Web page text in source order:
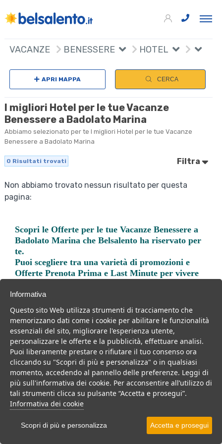
VACANZE BENESSERE HOTEL
APRI MAPPA CERCA
I migliori Hotel per le tue Vacanze
Benessere a Badolato Marina
Abbiamo selezionato per te I migliori Hotel per le tue Vacanze
Benessere a Badolato Marina
0 Risultati trovati Filtra
Non abbiamo trovato nessun risultato per questa
pagina:
Scopri leOfferte per le tue Vacanze Benessere a
Badolato Marina che Belsalento ha riservato per
te.
Puoi scegliere tra una varietà di promozioni e
Offerte Prenota Prima e Last Minute per vivere
Trova la soluzione migliore per la tua prossima
vacanza.
Noi di belsalento.it abbiamo selezionato per te le migliori mete, i
migliori servizi, le migliori offerte per il tuo prossimo viaggio.
Informativa
Questo sito Web utilizza strumenti di tracciamento che
memorizzano dati come i cookie per abilitare le funzionalità
essenziali del sito, migliorare l'esperienza utente,
personalizzare le offerte e la pubblicità, effettuare analisi.
Puoi liberamente prestare o rifiutare il tuo consenso ora
cliccando su "Scopri di più e personalizza" o in qualsiasi
momento, accedendo al pannello delle preferenze. Leggi di
più sull'informativa dei cookie. Per acconsentire all’utilizzo di
tali strumenti clicca su pulsante “Accetta e prosegui”.
Informativa dei cookie
Scopri di più e personalizza Accetta e prosegui